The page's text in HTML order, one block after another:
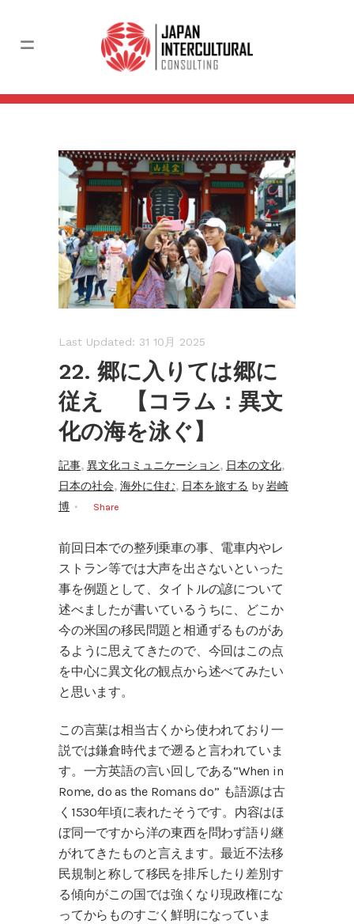
Last Updated: 31 10月 2025
22. 郷に入りては郷に
従え 【コラム：異文
化の海を泳ぐ】
記事, 異文化コミュニケーション, 日本の文化,
日本の社会, 海外に住む, 日本を旅する by岩崎
博
Share
前回日本での整列乗車の事、電車内やレ
ストラン等では大声を出さないといった
事を例題として、タイトルの諺について
述べましたが書いているうちに、どこか
今の米国の移民問題と相通ずるものがあ
るように思えてきたので、今回はこの点
を中心に異文化の観点から述べてみたい
と思います。
この言葉は相当古くから使われており一
説では鎌倉時代まで遡ると言われていま
す。一方英語の言い回しである“When in
Rome, do as the Romans do” も語源は古
く1530年頃に表れたそうです。内容はほ
ぼ同一ですから洋の東西を問わず語り継
がれてきたものと言えます。最近不法移
民規制と称して移民を排斥したり差別す
る傾向がこの国では強くなり現政権にな
ってからものすごく鮮明になっていま